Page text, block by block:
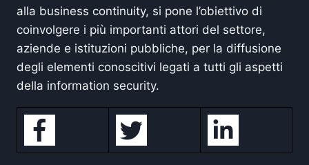
alla business continuity, si pone l’obiettivo di
coinvolgere i più importanti attori del settore,
aziende e istituzioni pubbliche, per la diffusione
degli elementi conoscitivi legati a tutti gli aspetti
della information security.